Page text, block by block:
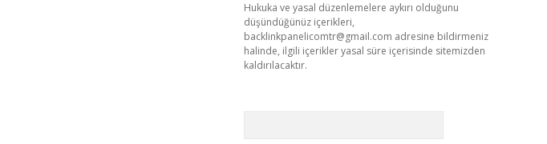
Hukuka ve yasal düzenlemelere aykırı olduğunu
düşündüğünüz içerikleri,
backlinkpanelicomtr@gmail.com adresine bildirmeniz
halinde, ilgili içerikler yasal süre içerisinde sitemizden
kaldırılacaktır.